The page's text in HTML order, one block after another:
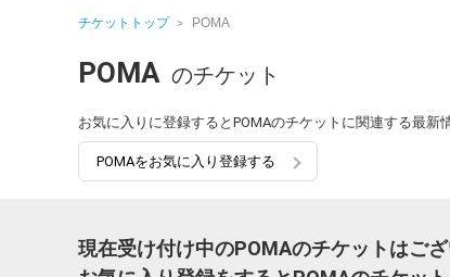
チケットトップ POMA
POMA のチケット
お気に入りに登録するとPOMAのチケットに関連する最新
POMAをお気に入り登録する
現在受け付け中のPOMAのチケットはござ